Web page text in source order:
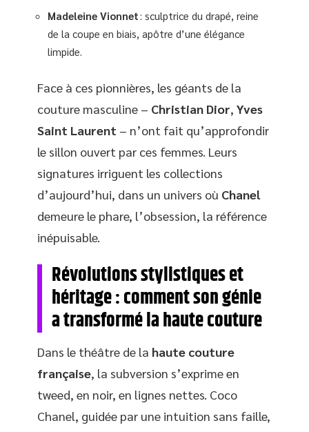
Madeleine Vionnet: sculptrice du drapé, reine
de la coupe en biais, apôtre d’une élégance
limpide.
Face à ces pionnières, les géants de la
couture masculine – Christian Dior, Yves
Saint Laurent – n’ont fait qu’approfondir
le sillon ouvert par ces femmes. Leurs
signatures irriguent les collections
d’aujourd’hui, dans un univers où Chanel
demeure le phare, l’obsession, la référence
inépuisable.
Révolutions stylistiques et
héritage : comment son génie
a transformé la haute couture
Dans le théâtre de la haute couture
française, la subversion s’exprime en
tweed, en noir, en lignes nettes. Coco
Chanel, guidée par une intuition sans faille,